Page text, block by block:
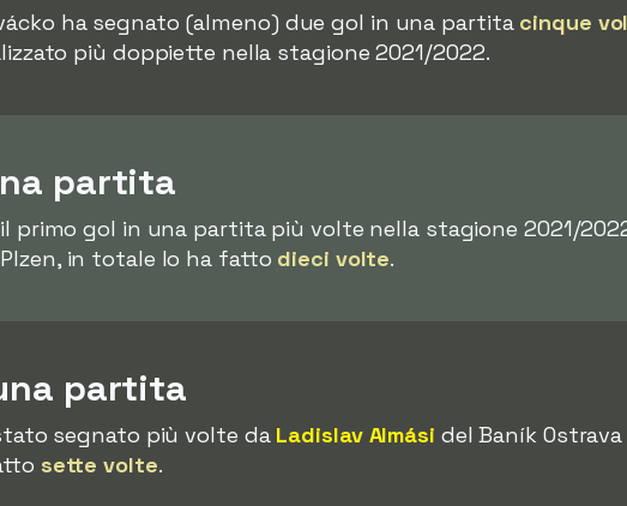
ha segnato (almeno) due gol in una partita cinque
più doppiette nella stagione 2021/2022.
partita
primo gol in una partita più volte nella stagione 2021/
in totale lo ha fatto dieci volte.
partita
segnato più volte da Ladislav Almási del Baník
sette volte.